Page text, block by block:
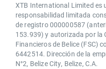
XTB International Limited es
responsabilidad limitada
de registro 000000587
153.939) y autorizada por la
Financieros de Belice (FSC)
6442514. Dirección de la
N°2, Belize City, Belize, C.A.